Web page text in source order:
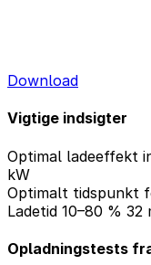
Download
Vigtige indsigter
Optimal ladeeffekt
kW
Optimalt tidspunkt
Ladetid 10–80 % 32
Opladningstests